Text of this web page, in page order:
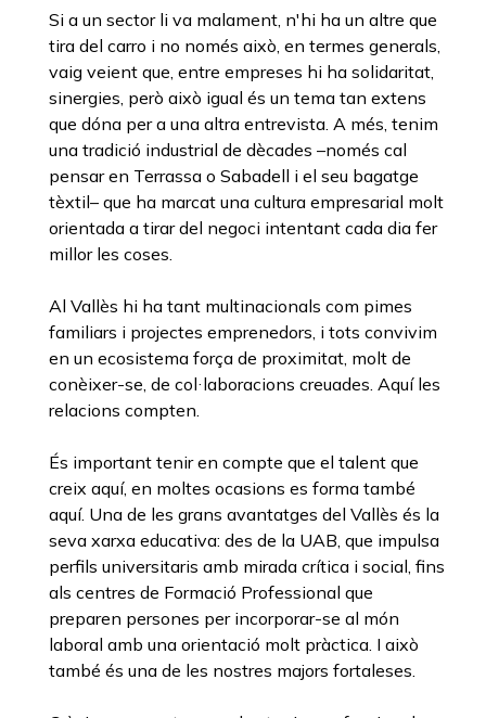
Si a un sector li va malament, n'hi ha un altre que
tira del carro i no només això, en termes generals,
vaig veient que, entre empreses hi ha solidaritat,
sinergies, però això igual és un tema tan extens
que dóna per a una altra entrevista. A més, tenim
una tradició industrial de dècades –només cal
pensar en Terrassa o Sabadell i el seu bagatge
tèxtil– que ha marcat una cultura empresarial molt
orientada a tirar del negoci intentant cada dia fer
millor les coses.
Al Vallès hi ha tant multinacionals com pimes
familiars i projectes emprenedors, i tots convivim
en un ecosistema força de proximitat, molt de
conèixer-se, de col·laboracions creuades. Aquí les
relacions compten.
És important tenir en compte que el talent que
creix aquí, en moltes ocasions es forma també
aquí. Una de les grans avantatges del Vallès és la
seva xarxa educativa: des de la UAB, que impulsa
perfils universitaris amb mirada crítica i social, fins
als centres de Formació Professional que
preparen persones per incorporar-se al món
laboral amb una orientació molt pràctica. I això
també és una de les nostres majors fortaleses.